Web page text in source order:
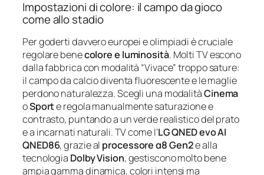
Impostazioni di colore: il campo da gioco
come allo stadio
Per goderti davvero europei e olimpiadi è cruciale
regolare benecolore e luminosità. Molti TV escono
dalla fabbrica con modalità “Vivace” troppo sature:
il campo da calcio diventa fluorescente e le maglie
perdono naturalezza. Scegli una modalitàCinema
oSporte regola manualmente saturazione e
contrasto, puntando a un verde realistico del prato
e a incarnati naturali. TV come l’LG QNED evo AI
QNED86, grazie al processore α8 Gen2e alla
tecnologia Dolby Vision, gestiscono molto bene
ampia gamma dinamica, colori intensi ma